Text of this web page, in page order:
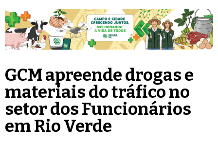
GCM apreende drogas e
materiais do tráfico no
setor dos Funcionários
em Rio Verde